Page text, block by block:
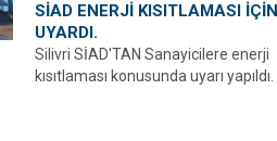
SİAD ENERJİ KISITLAMASI İÇİN
UYARDI.
Silivri SİAD'TAN Sanayicilere enerji
kısıtlaması konusunda uyarı yapıldı.